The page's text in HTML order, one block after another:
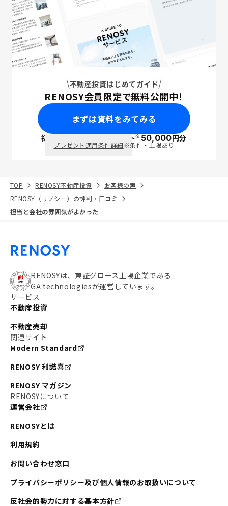
不動産投資はじめてガイド
RENOSY会員限定で無料公開中！
まずは資料をみてみる
初回面談で ポイント※50,000円分
プレゼント適用条件詳細※条件・上限あり
TOP RENOSY不動産投資
お客様の声
RENOSY（リノシー）の評判・口コミ
担当と会社の雰囲気がよかった
RENOSYは、東証グロース上場企業である
GA technologiesが運営しています。
サービス
不動産投資
不動産売却
関連サイト
Modern Standard
RENOSY 利諾喜
RENOSY マガジン
RENOSYについて
運営会社
RENOSYとは
利用規約
お問い合わせ窓口
プライバシーポリシー及び個人情報のお取扱いについて
反社会的勢力に対する基本方針